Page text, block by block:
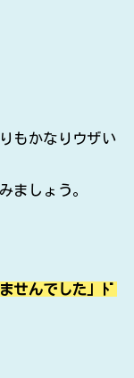
もかなりウザい
ましょう。
せんでした」ﾄﾞ